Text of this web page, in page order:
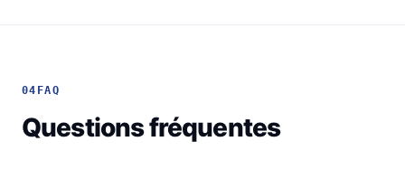
04 FAQ
Questions fréquentes